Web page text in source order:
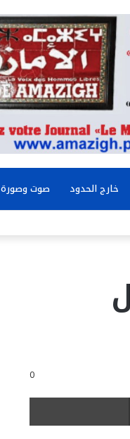
خارج الحدود صوت وصورة
0
مشاركة عبر البريد